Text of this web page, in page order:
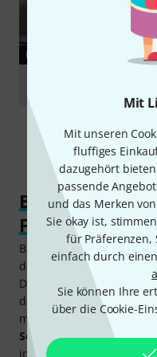
Mit
Mit unseren
fluffiges
dazugehört
passende
und das Merken
Sie okay ist,
für Präferenzen,
einfach durch
Sie können Ihre
über die Cookie-
RATGEBER
Bassdrums
Bassdrums einzeln
der deutsche
Drumsets dabei? Das
das Schlagzeug um
möchten einige
Sound , aber dafür nicht
im Studio kann es viele